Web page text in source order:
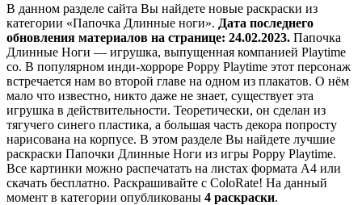
В данном разделе сайта Вы найдете новые раскраски из
категории «Папочка Длинные ноги». Дата последнего
обновления материалов на странице: 24.02.2023. Папочка
Длинные Ноги — игрушка, выпущенная компанией Playtime
co. В популярном инди-хорроре Poppy Playtime этот персонаж
встречается нам во второй главе на одном из плакатов. О нём
мало что известно, никто даже не знает, существует эта
игрушка в действительности. Теоретически, он сделан из
тягучего синего пластика, а большая часть декора попросту
нарисована на корпусе. В этом разделе Вы найдете лучшие
раскраски Папочки Длинные Ноги из игры Poppy Playtime.
Все картинки можно распечатать на листах формата А4 или
скачать бесплатно. Раскрашивайте с ColoRate! На данный
момент в категории опубликованы 4 раскраски.